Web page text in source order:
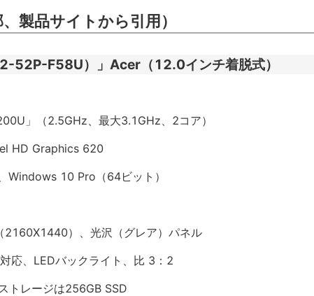
製品サイトから引用）
52P-F58U）」Acer（12.0インチ着脱式）
」（2.5GHz、最大3.1GHz、2コア）
HD Graphics 620
Windows 10 Pro（64ビット）
2160X1440）、光沢（グレア）パネル
応、LEDバックライト、比 3：2
トレージは256GB SSD